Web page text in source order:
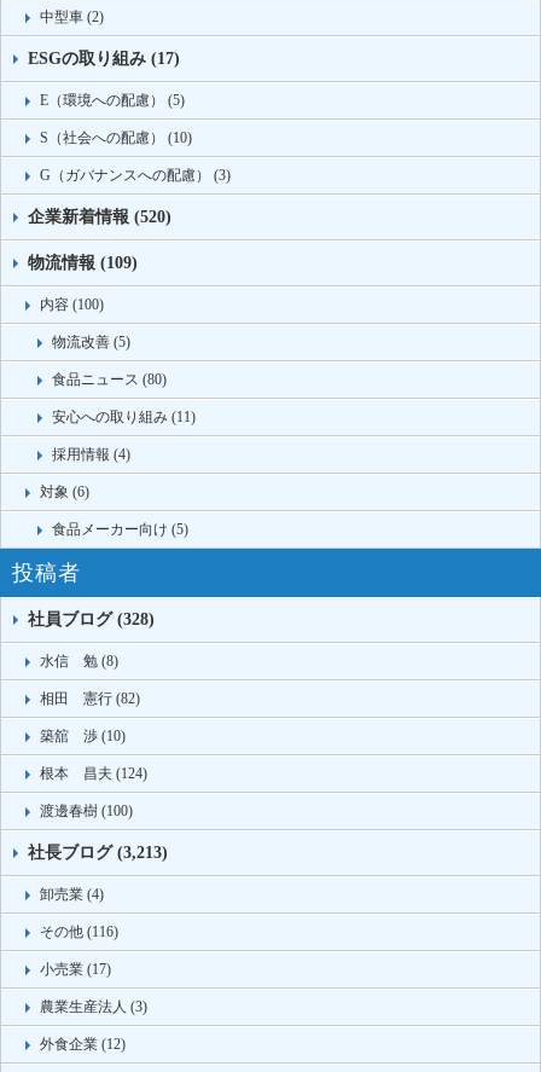
中型車 (2)
ESGの取り組み (17)
E（環境への配慮） (5)
S（社会への配慮） (10)
G（ガバナンスへの配慮） (3)
企業新着情報 (520)
物流情報 (109)
内容 (100)
物流改善 (5)
食品ニュース (80)
安心への取り組み (11)
採用情報 (4)
対象 (6)
食品メーカー向け (5)
投稿者
社員ブログ (328)
水信 勉 (8)
相田 憲行 (82)
築舘 渉 (10)
根本 昌夫 (124)
渡邊春樹 (100)
社長ブログ (3,213)
卸売業 (4)
その他 (116)
小売業 (17)
農業生産法人 (3)
外食企業 (12)